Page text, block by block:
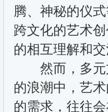
腾、神秘的仪
跨文化的艺术
的相互理解和交
然而，多元
的浪潮中，艺
的需求，往往